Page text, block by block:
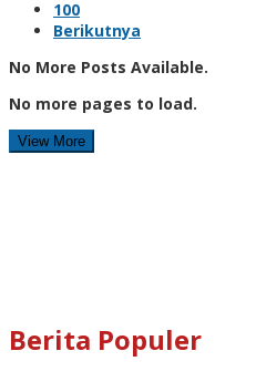
100
Berikutnya
No More Posts Available.
No more pages to load.
View More
Berita Populer